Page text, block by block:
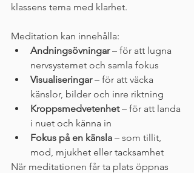
klassens tema med klarhet.
Meditation kan innehålla:
Andningsövningar – för att lugna
nervsystemet och samla fokus
Visualiseringar – för att väcka
känslor, bilder och inre riktning
Kroppsmedvetenhet – för att landa
i nuet och känna in
Fokus på en känsla – som tillit,
mod, mjukhet eller tacksamhet
När meditationen får ta plats öppnas